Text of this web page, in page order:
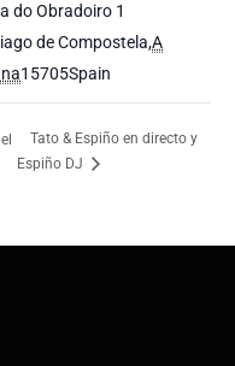
do Obradoiro 1
de Compostela,A
15705Spain
Tato & Espiño en directo y
Espiño DJ